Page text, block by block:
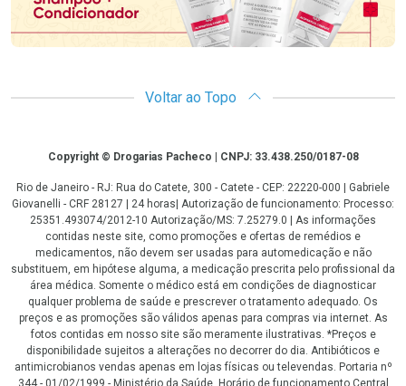
Voltar ao Topo
CopyrightCopyright © Drogarias Pacheco | CNPJ: 33.438.250/0187-08
Rio de Janeiro - RJ: Rua do Catete, 300 - Catete - CEP: 22220-000 | Gabriele
Giovanelli - CRF 28127 | 24 horas| Autorização de funcionamento: Processo:
25351.493074/2012-10 Autorização/MS: 7.25279.0 | As informações
contidas neste site, como promoções e ofertas de remédios e
medicamentos, não devem ser usadas para automedicação e não
substituem, em hipótese alguma, a medicação prescrita pelo profissional da
área médica. Somente o médico está em condições de diagnosticar
qualquer problema de saúde e prescrever o tratamento adequado. Os
preços e as promoções são válidos apenas para compras via internet. As
fotos contidas em nosso site são meramente ilustrativas. *Preços e
disponibilidade sujeitos a alterações no decorrer do dia. Antibióticos e
antimicrobianos vendas apenas em lojas físicas ou televendas. Portaria nº
344 - 01/02/1999 - Ministério da Saúde. Horário de funcionamento Central